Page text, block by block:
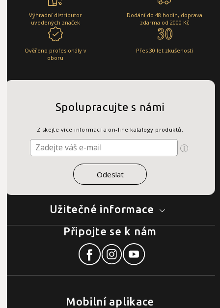
Výhradní distributor
uvedených značek
Dodání do 48 hodin, doprava
zdarma od 2000 Kč
Ověřeno profesionály v
oboru
Přes 30 let zkušeností
Užitečné informace
Spolupracujte s námi
Získejte více informací a on-line katalogy produktů.
Mobilní aplikace
Připojte se k nám